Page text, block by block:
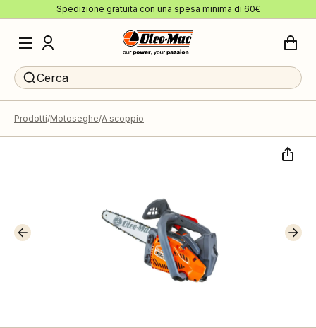
Spedizione gratuita con una spesa minima di 60€
Cerca
Prodotti Motoseghe A scoppio